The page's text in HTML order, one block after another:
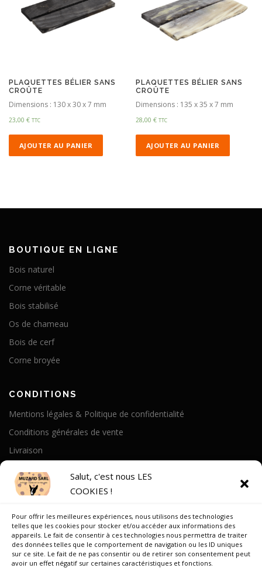
Salut, c'est nous LES
COOKIES !
Pour offrir les meilleures expériences, nous utilisons des technologies
telles que les cookies pour stocker et/ou accéder aux informations des
appareils. Le fait de consentir à ces technologies nous permettra de traiter
des données telles que le comportement de navigation ou les ID uniques
sur ce site. Le fait de ne pas consentir ou de retirer son consentement peut
avoir un effet négatif sur certaines caractéristiques et fonctions.
PLAQUETTES BÉLIER SANS
CROÛTE
Dimensions : 130 x 30 x 7 mm
23,00 € TTC
AJOUTER AU PANIER
PLAQUETTES BÉLIER SANS
CROÛTE
Dimensions : 135 x 35 x 7 mm
28,00€ TTC
AJOUTER AU PANIER
BOUTIQUE EN LIGNE
Bois naturel
Corne véritable
Bois stabilisé
Os de chameau
Bois de cerf
Corne broyée
CONDITIONS
Mentions légales & Politique de confidentialité
Conditions générales de vente
Livraison
Notre Histoire
On parle de nous
Recrutement